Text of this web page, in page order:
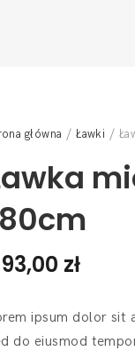
główna /Ławki /
zł
ipsum dolor sit
do eiusmod